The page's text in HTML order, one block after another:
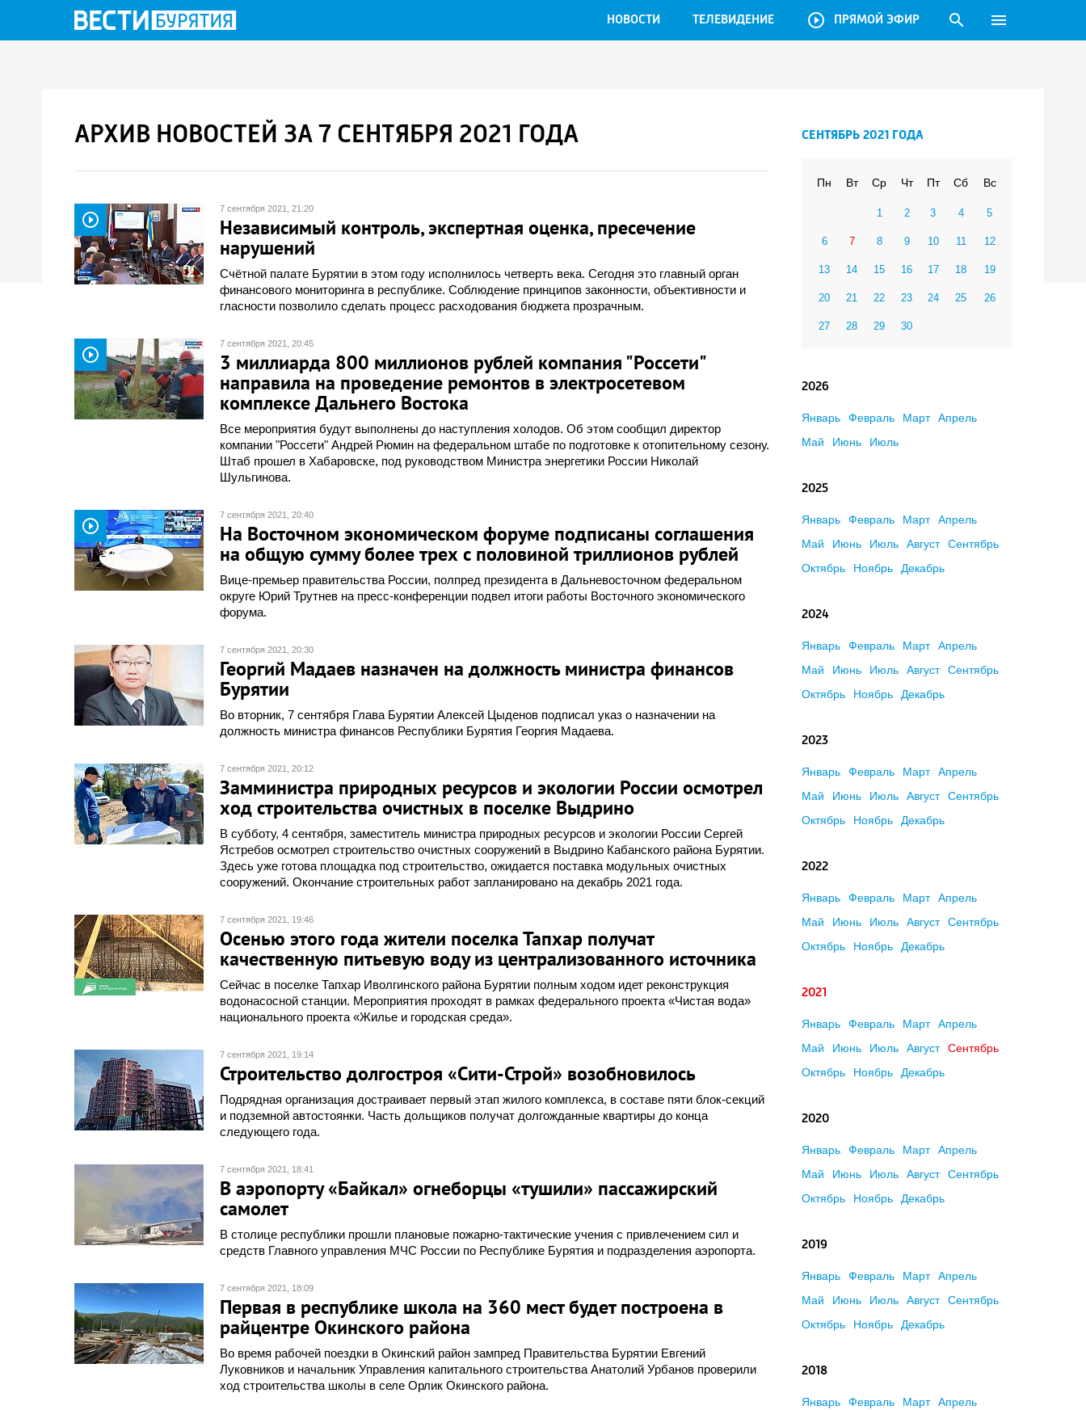
НОВОСТИ ТЕЛЕВИДЕНИЕ play_circle_outline ПРЯМОЙ ЭФИР search menu
АРХИВ НОВОСТЕЙ ЗА 7 СЕНТЯБРЯ 2021 ГОДА
play_circle_outline
7 сентября 2021, 21:20
Независимый контроль, экспертная оценка, пресечение
нарушений
Счётной палате Бурятии в этом году исполнилось четверть века. Сегодня это главный орган
финансового мониторинга в республике. Соблюдение принципов законности, объективности и
гласности позволило сделать процесс расходования бюджета прозрачным.
play_circle_outline
7 сентября 2021, 20:45
3 миллиарда 800 миллионов рублей компания "Россети"
направила на проведение ремонтов в электросетевом
комплексе Дальнего Востока
Все мероприятия будут выполнены до наступления холодов. Об этом сообщил директор
компании "Россети" Андрей Рюмин на федеральном штабе по подготовке к отопительному сезону.
Штаб прошел в Хабаровске, под руководством Министра энергетики России Николай
Шульгинова.
play_circle_outline
7 сентября 2021, 20:40
На Восточном экономическом форуме подписаны соглашения
на общую сумму более трех с половиной триллионов рублей
Вице-премьер правительства России, полпред президента в Дальневосточном федеральном
округе Юрий Трутнев на пресс-конференции подвел итоги работы Восточного экономического
форума.
7 сентября 2021, 20:30
Георгий Мадаев назначен на должность министра финансов
Бурятии
Во вторник, 7 сентября Глава Бурятии Алексей Цыденов подписал указ о назначении на
должность министра финансов Республики Бурятия Георгия Мадаева.
7 сентября 2021, 20:12
Замминистра природных ресурсов и экологии России осмотрел
ход строительства очистных в поселке Выдрино
В субботу, 4 сентября, заместитель министра природных ресурсов и экологии России Сергей
Ястребов осмотрел строительство очистных сооружений в Выдрино Кабанского района Бурятии.
Здесь уже готова площадка под строительство, ожидается поставка модульных очистных
сооружений. Окончание строительных работ запланировано на декабрь 2021 года.
7 сентября 2021, 19:46
Осенью этого года жители поселка Тапхар получат
качественную питьевую воду из централизованного источника
Сейчас в поселке Тапхар Иволгинского района Бурятии полным ходом идет реконструкция
водонасосной станции. Мероприятия проходят в рамках федерального проекта «Чистая вода»
национального проекта «Жилье и городская среда».
7 сентября 2021, 19:14
Строительство долгостроя «Сити-Строй» возобновилось
Подрядная организация достраивает первый этап жилого комплекса, в составе пяти блок-секций
и подземной автостоянки. Часть дольщиков получат долгожданные квартиры до конца
следующего года.
7 сентября 2021, 18:41
В аэропорту «Байкал» огнеборцы «тушили» пассажирский
самолет
В столице республики прошли плановые пожарно-тактические учения с привлечением сил и
средств Главного управления МЧС России по Республике Бурятия и подразделения аэропорта.
7 сентября 2021, 18:09
Первая в республике школа на 360 мест будет построена в
райцентре Окинского района
Во время рабочей поездки в Окинский район зампред Правительства Бурятии Евгений
Луковников и начальник Управления капитального строительства Анатолий Урбанов проверили
ход строительства школы в селе Орлик Окинского района.
СЕНТЯБРЬ 2021 ГОДА
Пн Вт Ср Чт Пт Сб Вс
1 2 3 4 5
6 7 8 9 10 11 12
13 14 15 16 17 18 19
20 21 22 23 24 25 26
27 28 29 30
2026
Январь Февраль Март
Апрель
Май
Июнь Июль
2025
Январь Февраль Март
Апрель
Май
Июнь Июль Август
Сентябрь
Октябрь
Ноябрь Декабрь
2024
Январь Февраль Март
Апрель
Май
Июнь Июль Август
Сентябрь
Октябрь
Ноябрь Декабрь
2023
Январь Февраль Март
Апрель
Май
Июнь Июль Август
Сентябрь
Октябрь
Ноябрь Декабрь
2022
Январь Февраль Март
Апрель
Май
Июнь Июль Август
Сентябрь
Октябрь
Ноябрь Декабрь
2021
Январь Февраль Март
Апрель
Май
Июнь Июль Август
Сентябрь
Октябрь
Ноябрь Декабрь
2020
Январь Февраль Март
Апрель
Май
Июнь Июль Август
Сентябрь
Октябрь
Ноябрь Декабрь
2019
Январь Февраль Март
Апрель
Май
Июнь Июль Август
Сентябрь
Октябрь
Ноябрь Декабрь
2018
Январь Февраль Март
Апрель